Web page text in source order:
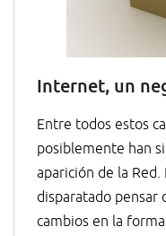
Internet, un
Entre todos estos
posiblemente han
aparición de la
disparatado pensar
cambios en la